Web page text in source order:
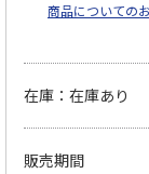
商品についての
在庫：在庫あり
販売期間